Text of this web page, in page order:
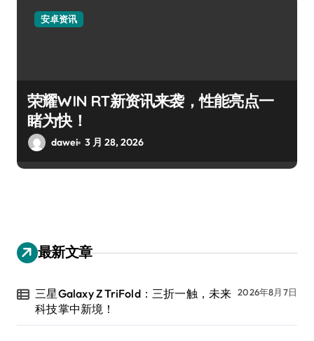
安卓资讯
荣耀WIN RT新资讯来袭，性能亮点一
睹为快！
dawei 3 月 28, 2026
最新文章
三星Galaxy Z TriFold：三折一触，未来
科技掌中新境！
2026年8月7日